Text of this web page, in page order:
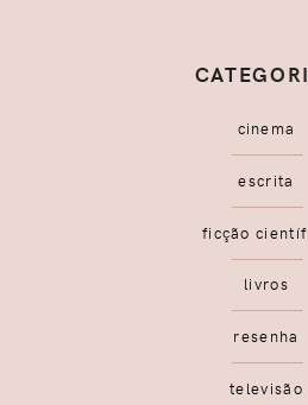
cinema
escrita
ficção
livros
resenha
televisão